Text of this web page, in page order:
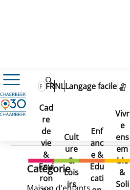
FRNLLangage facile
Cad
re
de
vie
&
Envi
ron
Cult
ure
&
Lois
irs
Enf
anc
e &
Edu
cati
Vivr
e
ens
em
ble
&
Soli
Barnepark
Barnepark
Barnepark
Publié le 25/11/2024
Catégorie